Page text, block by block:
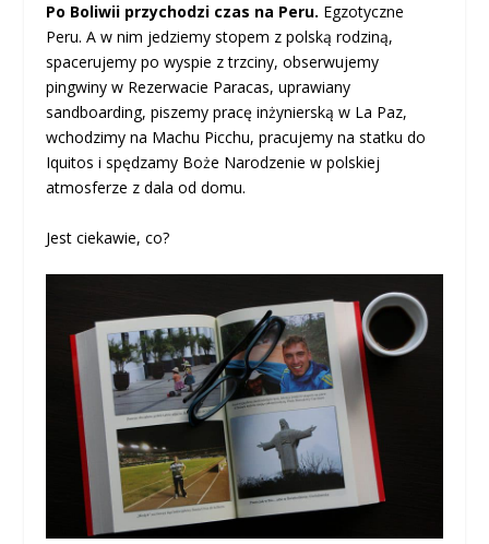
Po Boliwii przychodzi czas na Peru. Egzotyczne
Peru. A w nim jedziemy stopem z polską rodziną,
spacerujemy po wyspie z trzciny, obserwujemy
pingwiny w Rezerwacie Paracas, uprawiany
sandboarding, piszemy pracę inżynierską w La Paz,
wchodzimy na Machu Picchu, pracujemy na statku do
Iquitos i spędzamy Boże Narodzenie w polskiej
atmosferze z dala od domu.
Jest ciekawie, co?